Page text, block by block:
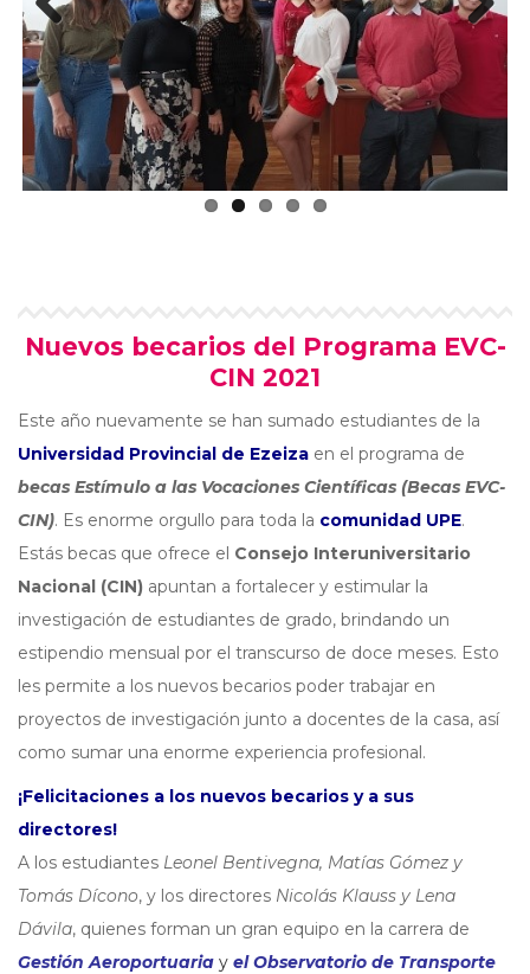
Previous Next
Nuevos becarios del Programa EVC-
CIN 2021
Este año nuevamente se han sumado estudiantes de la
Universidad Provincial de Ezeiza en el programa de
becas Estímulo a las Vocaciones Científicas (Becas EVC-
CIN). Es enorme orgullo para toda la comunidad UPE.
Estás becas que ofrece el Consejo Interuniversitario
Nacional (CIN) apuntan a fortalecer y estimular la
investigación de estudiantes de grado, brindando un
estipendio mensual por el transcurso de doce meses. Esto
les permite a los nuevos becarios poder trabajar en
proyectos de investigación junto a docentes de la casa, así
como sumar una enorme experiencia profesional.
¡Felicitaciones a los nuevos becarios y a sus
directores!
A los estudiantes Leonel Bentivegna, Matías Gómez y
Tomás Dícono, y los directores Nicolás Klauss y Lena
Dávila, quienes forman un gran equipo en la carrera de
Gestión Aeroportuaria y el Observatorio de Transporte